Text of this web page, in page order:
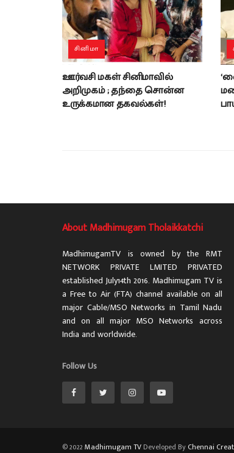
சினிமா
ஊர்வசி மகள் சினிமாவில்
அறிமுகம் ; தந்தை சொன்ன
உருக்கமான தகவல்கள்!
About Madhimugam Tholaikkatchi
MadhimugamTV is owned by the RMT
NETWORK PRIVATE LMITED PRIVATED
established July14th 2016. Madhimugam TV is
a Free to Air (FTA) channel available on all
major Cable/MSO Networks in Tamil Nadu
and on all major MSO Networks across
India and worldwide.
Follow Us
© 2022 Madhimugam TV Developed By Chennai